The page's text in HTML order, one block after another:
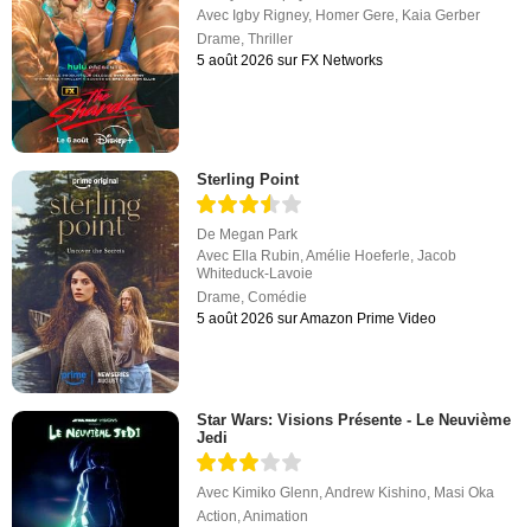
Avec Igby Rigney, Homer Gere, Kaia Gerber
Drame,Thriller
5 août 2026 sur FX Networks
Sterling Point
De Megan Park
Avec Ella Rubin,Amélie Hoeferle,Jacob
Whiteduck-Lavoie
Drame,Comédie
5 août 2026 sur Amazon Prime Video
Star Wars: Visions Présente - Le Neuvième
Jedi
Avec Kimiko Glenn,Andrew Kishino, Masi Oka
Action,Animation